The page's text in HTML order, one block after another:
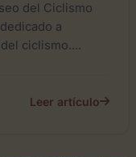
del Ciclismo
a
ciclismo....
Leer artículo